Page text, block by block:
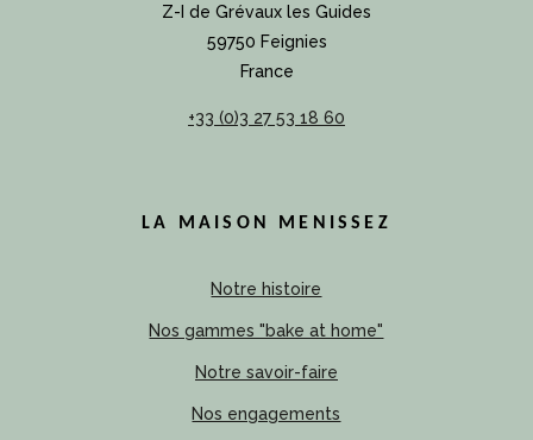
Z-I de Grévaux les Guides
59750 Feignies
France
+33 (0)3 27 53 18 60
LA MAISON MENISSEZ
Notre histoire
Nos gammes "bake at home"
Notre savoir-faire
Nos engagements